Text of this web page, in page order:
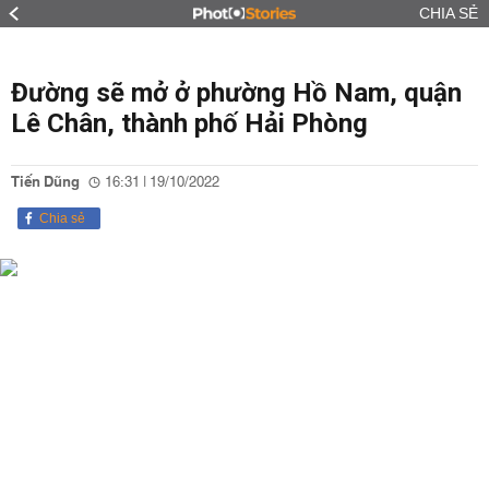
CHIA SẺ
Đường sẽ mở ở phường Hồ Nam, quận
Lê Chân, thành phố Hải Phòng
Tiến Dũng 16:31 | 19/10/2022
Chia sẻ